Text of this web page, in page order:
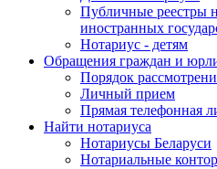
Публичные реестры
иностранных
Нотариус - детям
Обращения граждан и
Порядок
Личный прием
Прямая телефонная
Найти нотариуса
Нотариусы Беларуси
Нотариальные